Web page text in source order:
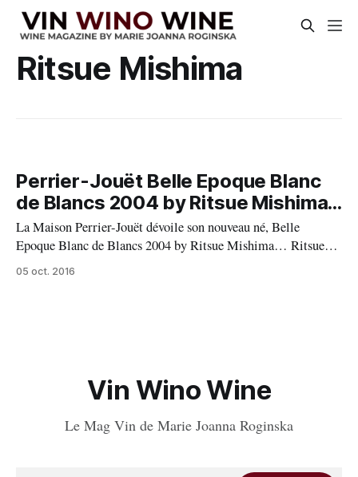
Ritsue Mishima
Perrier-Jouët Belle Epoque Blanc
de Blancs 2004 by Ritsue Mishima...
La Maison Perrier-Jouët dévoile son nouveau né, Belle
Epoque Blanc de Blancs 2004 by Ritsue Mishima… Ritsue
Mishima, artiste japonaise a imaginé un écrin original pour
05 oct. 2016
Vin Wino Wine
Le Mag Vin de Marie Joanna Roginska